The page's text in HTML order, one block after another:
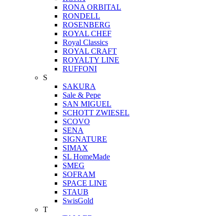
RONA ORBITAL
RONDELL
ROSENBERG
ROYAL CHEF
Royal Classics
ROYAL CRAFT
ROYALTY LINE
RUFFONI
S
SAKURA
Sale & Pepe
SAN MIGUEL
SCHOTT ZWIESEL
SCOVO
SENA
SIGNATURE
SIMAX
SL HomeMade
SMEG
SOFRAM
SPACE LINE
STAUB
SwisGold
T